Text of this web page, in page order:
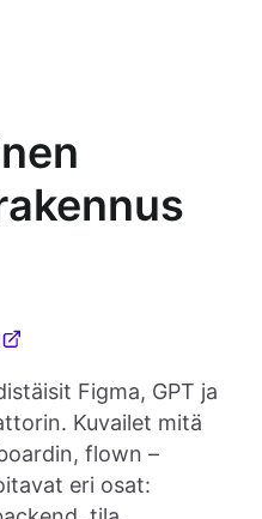
Figma, GPT ja
Kuvailet mitä
flown –
eri osat: